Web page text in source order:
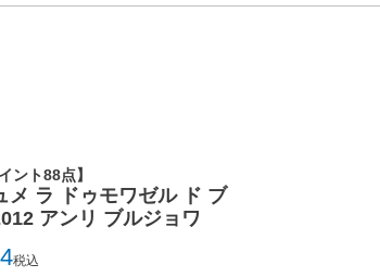
ント88点】
メ ラ ドゥモワゼル ド ブ
アンリ ブルジョワ
税込